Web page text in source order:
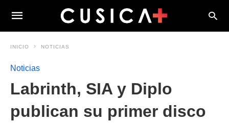
INICIO NOTICIAS
Noticias
Labrinth, SIA y Diplo
publican su primer disco